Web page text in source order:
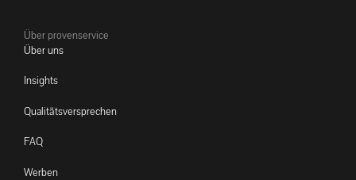
Über provenservice
Über uns
Insights
Qualitätsversprechen
FAQ
Werben